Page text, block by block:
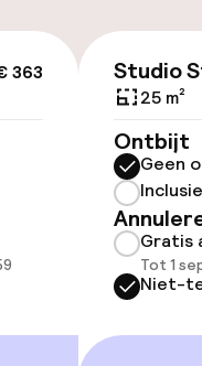
363 Studio
25 m²
Ontbijt
Geen
Gratis
Tot 1
Niet-